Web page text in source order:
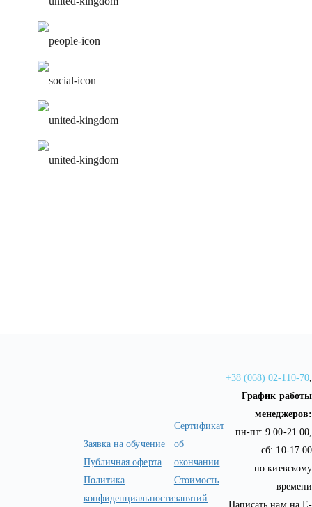
Заявка на обучение
Публичная оферта
Политика
конфиденциальности
Сертификат
об
окончании
Стоимость
занятий
+38 (068) 02-110-70,
График работы
менеджеров:
пн-пт: 9.00-21.00,
сб: 10-17.00
по киевскому
времени
Написать нам на E-